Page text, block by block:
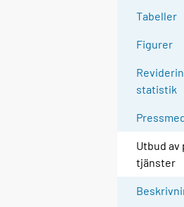
Tabeller
Figurer
statistik
Utbud
tjänster